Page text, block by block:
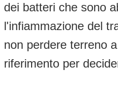
dei batteri che sono
l'infiammazione del
non perdere terreno
riferimento per